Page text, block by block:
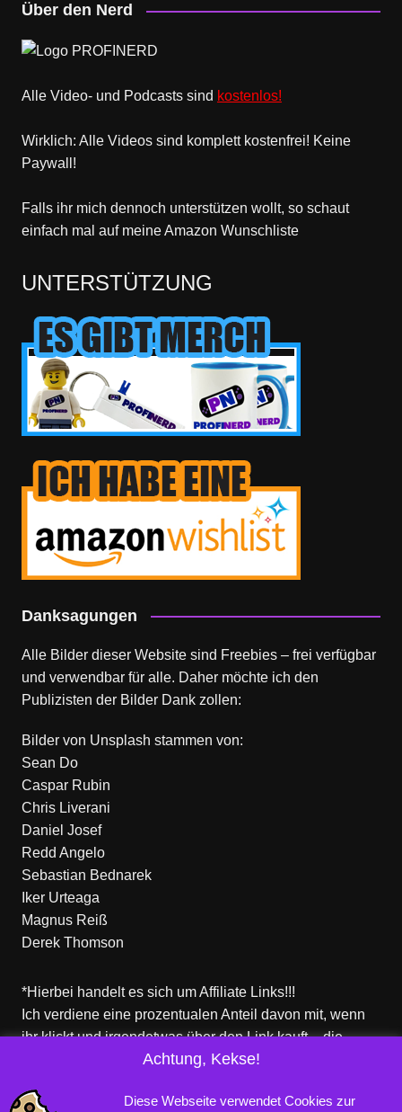
Über den Nerd
Alle Video- und Podcasts sind kostenlos!
Wirklich: Alle Videos sind komplett kostenfrei! Keine
Paywall!
Falls ihr mich dennoch unterstützen wollt, so schaut
einfach mal auf meine Amazon Wunschliste
UNTERSTÜTZUNG
Danksagungen
Alle Bilder dieser Website sind Freebies – frei verfügbar
und verwendbar für alle. Daher möchte ich den
Publizisten der Bilder Dank zollen:
Bilder von Unsplash stammen von:
Sean Do
Caspar Rubin
Chris Liverani
Daniel Josef
Redd Angelo
Sebastian Bednarek
Iker Urteaga
Magnus Reiß
Derek Thomson
*Hierbei handelt es sich um Affiliate Links!!!
Ich verdiene eine prozentualen Anteil davon mit, wenn
ihr klickt und irgendetwas über den Link kauft – die
Produkte dort sind aber nicht von mir!
Achtung, Kekse!
Diese Webseite verwendet Cookies zur